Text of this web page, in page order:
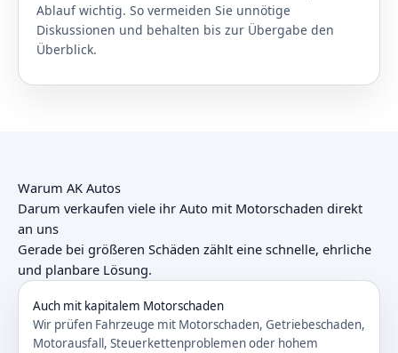
Ablauf wichtig. So vermeiden Sie unnötige
Diskussionen und behalten bis zur Übergabe den
Überblick.
Warum AK Autos
Darum verkaufen viele ihr Auto mit Motorschaden direkt
an uns
Gerade bei größeren Schäden zählt eine schnelle, ehrliche
und planbare Lösung.
Auch mit kapitalem Motorschaden
Wir prüfen Fahrzeuge mit Motorschaden, Getriebeschaden,
Motorausfall, Steuerkettenproblemen oder hohem